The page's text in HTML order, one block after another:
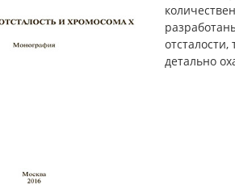
детально